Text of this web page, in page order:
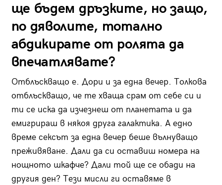
ще бъдем дръзките, но защо,
по дяволите, тотално
абдикирате от ролята да
впечатлявате?
Отблъскващо е. Дори и за една вечер. Толкова
отблъскващо, че те хваща срам от себе си и
ти се иска да изчезнеш от планетата и да
емигрираш в някоя друга галактика. А едно
време сексът за една вечер беше вълнуващо
преживяване. Дали да си оставиш номера на
нощното шкафче? Дали той ще се обади на
другия ден? Тези мисли ги оставяме в